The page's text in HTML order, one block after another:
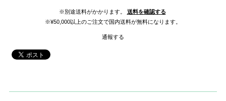
※別途送料がかかります。
送料を確認する
※¥50,000以上のご注文で国内送料が無料になります。
通報する